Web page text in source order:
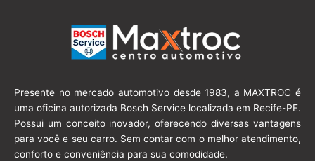
Presente no mercado automotivo desde 1983, a MAXTROC é
uma oficina autorizada Bosch Service localizada em Recife-PE.
Possui um conceito inovador, oferecendo diversas vantagens
para você e seu carro. Sem contar com o melhor atendimento,
conforto e conveniência para sua comodidade.